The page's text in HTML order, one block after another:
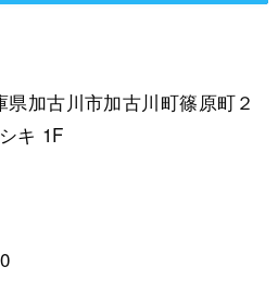
加古川市加古川町篠原町２
キ 1F